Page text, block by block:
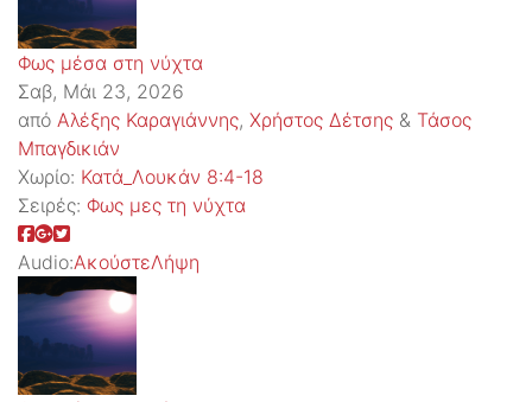
Φως μέσα στη νύχτα
Σαβ, Μάι 23, 2026
από Αλέξης Καραγιάννης, Χρήστος Δέτσης & Τάσος
Μπαγδικιάν
Χωρίο: Κατά_Λουκάν 8:4-18
Σειρές: Φως μες τη νύχτα
Audio:ΑκούστεΛήψη